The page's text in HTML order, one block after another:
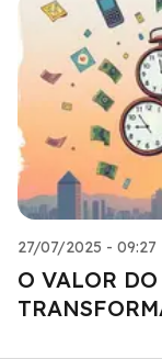
27/07/2025 - 09:27
O VALOR